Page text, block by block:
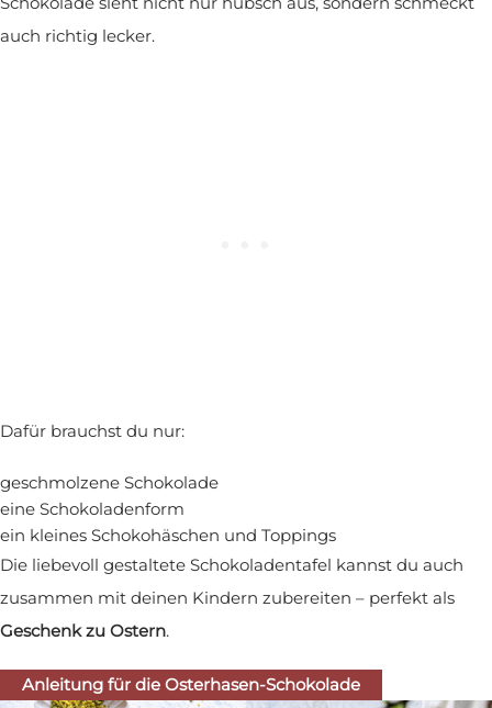
auch richtig lecker.
Dafür brauchst du nur:
geschmolzene Schokolade
eine Schokoladenform
ein kleines Schokohäschen und Toppings
Die liebevoll gestaltete Schokoladentafel kannst du auch
zusammen mit deinen Kindern zubereiten – perfekt als
Geschenk zu Ostern.
Anleitung für die Osterhasen-Schokolade